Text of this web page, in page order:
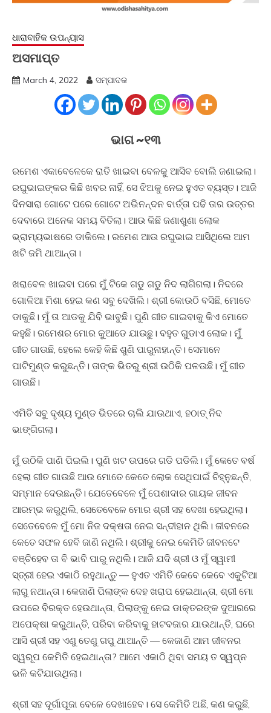
ଧାରାବାହିକ ଉପନ୍ୟାସ
ଅସମାପ୍ତ
March 4, 2022 ସମ୍ପାଦକ
ଭାଗ ~୧୩
ରମେଶ ଏକାବେଳେକେ ରାତି ଖାଇବା ବେଳକୁ ଆସିବ ବୋଲି ଜଣାଇଲା।
ରଘୁଭାଇଙ୍କର କିଛି ଖବର ନାହିଁ, ସେ ଝିଅକୁ ନେଇ ହୁଏତ ବ୍ୟସ୍ତ। ଆଜି
ଦିନସାରା ଗୋଟେ ପରେ ଗୋଟେ ଅଭିନନ୍ଦନ ବାର୍ତ୍ତା ପଢି ତାର ଉତ୍ତର
ଦେବାରେ ଅନେକ ସମୟ ବିତିଲା। ଆଉ କିଛି ଜଣାଶୁଣା ଲୋକ
ଭ୍ରାମ୍ୟଭାଷରେ ଡାକିଲେ। ରମେଶ ଆଉ ରଘୁଭାଇ ଆସିଥିଲେ ଆମ
ଖଟି ଜମି ଥାଆନ୍ତା।
ଖରାବେଳ ଖାଇବା ପରେ ମୁଁ ଟିକେ ଗଡୁ ଗଡୁ ନିଦ ଲାଗିଗଲା। ନିଦରେ
ଗୋଳିଆ ମିଶା ହେଇ କଣ ସବୁ ଦେଖିଲି। ଶ୍ରୀ କୋଉଠି ବସିଛି, ମୋତେ
ଡାକୁଛି। ମୁଁ ତା ଆଡକୁ ଯିବି ଭାବୁଛି। ପୁଣି ଗୀତ ଗାଇବାକୁ କିଏ ମୋତେ
କହୁଛି। ରମେଶର ମୋର କୁଆଡେ ଯାଉଛୁ। ବହୁତ ଗୁଡାଏ ଲୋକ। ମୁଁ
ଗୀତ ଗାଉଛି, ହେଲେ କେହି କିଛି ଶୁଣି ପାରୁନାହାନ୍ତି। ସେମାନେ
ପାଟିମୁଣ୍ଡ କରୁଛନ୍ତି। ତାଙ୍କ ଭିତରୁ ଶ୍ରୀ ଉଠିକି ପଳଉଛି। ମୁଁ ଗୀତ
ଗାଉଛି।
ଏମିତି ସବୁ ଦୃଶ୍ୟ ମୁଣ୍ଡ ଭିତରେ ଚାଲି ଯାଉଥାଏ, ହଠାତ୍ ନିଦ
ଭାଙ୍ଗିଗଲା।
ମୁଁ ଉଠିକି ପାଣି ପିଇଲି। ପୁଣି ଖଟ ଉପରେ ଗଡି ପଡିଲି। ମୁଁ କେତେ ବର୍ଷ
ହେଲା ଗୀତ ଗାଉଛି ଆଉ ମୋତେ କେତେ ଲୋକ ସେଥିପାଇଁ ଚିହ୍ନୁଛନ୍ତି,
ସମ୍ମାନ ଦେଉଛନ୍ତି। ଯେତେବେଳେ ମୁଁ ପେଶାଦାର ଗାୟକ ଜୀବନ
ଆରମ୍ଭ କରୁଥିଲି, ସେତେବେଳେ ମୋର ଶ୍ରୀ ସହ ଦେଖା ହେଇଥିଲା।
ସେତେବେଳେ ମୁଁ ମୋ ନିଜ ଦକ୍ଷତା ନେଇ ସନ୍ଦୀହାନ ଥିଲି। ଜୀବନରେ
କେତେ ସଫଳ ହେବି ଜାଣି ନଥିଲି। ଶ୍ରୀକୁ ନେଇ କେମିତି ଜୀବନଟେ
ବଞ୍ଚିହେବ ତା ବି ଭାବି ପାରୁ ନଥିଲି। ଆଜି ଯଦି ଶ୍ରୀ ଓ ମୁଁ ସ୍ୱାମୀ
ସ୍ତ୍ରୀ ହେଇ ଏକାଠି ରହୁଥାନ୍ତୁ — ହୁଏତ ଏମିତି କେବେ କେବେ ଏକୁଟିଆ
ଲାଗୁ ନଥାନ୍ତା। କେଜାଣି ପିଲାଙ୍କ ଦେହ ଖରାପ ହେଇଥାନ୍ତା, ଶ୍ରୀ ମୋ
ଉପରେ ବିରକ୍ତ ହେଉଥାନ୍ତା, ପିଲାଙ୍କୁ ନେଇ ଡାକ୍ତରଙ୍କ ଦୁଆରରେ
ଅପେକ୍ଷା କରୁଥାନ୍ତି, ପରିବା କରିବାକୁ ହାଟବଜାର ଯାଉଥାନ୍ତି, ଘରେ
ଆସି ଶ୍ରୀ ସହ ଏଣୁ ତେଣୁ ଗପୁ ଥାଆନ୍ତି — କେଜାଣି ଆମ ଜୀବନର
ସ୍ୱରୂପ କେମିତି ହେଇଥାନ୍ତା? ଆମେ ଏକାଠି ଥିବା ସମୟ ତ ସ୍ୱପ୍ନ
ଭଳି କଟିଯାଉଥିଲା।
ଶ୍ରୀ ସହ ଦୂର୍ଗାପୂଜା ବେଳେ ଦେଖାହେବ। ସେ କେମିତି ଅଛି, କଣ କରୁଛି,